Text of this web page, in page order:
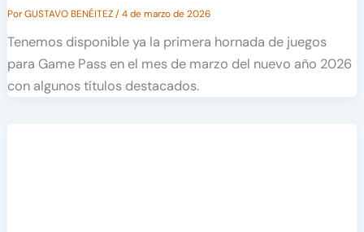
PorGUSTAVO BENÉITEZ/4 de marzo de 2026
Tenemos disponible ya la primera hornada de juegos
para Game Pass en el mes de marzo del nuevo año 2026
con algunos títulos destacados.